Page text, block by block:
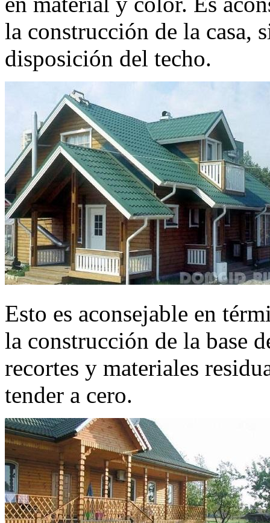
la construcción de la casa,
disposición del techo.
Esto es aconsejable en
la construcción de la base
recortes y materiales
tender a cero.